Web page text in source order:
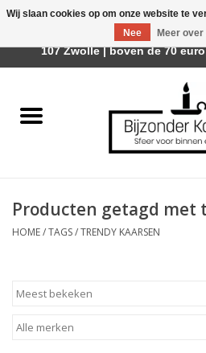
Räder Design Stories
Geurkaarsen
Producten getagd met
HOME/TAGS/TRENDY KAARSEN
Wij slaan cookies op om onze website te
Nee
Meer
Afhalen is mogelijk bij Trotz Woon
107 Zwolle | boven de 70